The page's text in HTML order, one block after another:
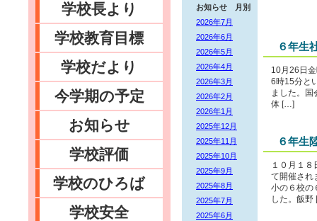
学校長より
学校教育目標
学校だより
今学期の予定
お知らせ
学校評価
学校のひろば
学校安全
お知らせ 月別
2026年7月
2026年6月
2026年5月
2026年4月
2026年3月
2026年2月
2026年1月
2025年12月
2025年11月
2025年10月
2025年9月
2025年8月
2025年7月
2025年6月
６年生
10月26日
6時15分と
ました。国
体 […]
６年生
１０月１
て開催され
小の６校の
した。飯